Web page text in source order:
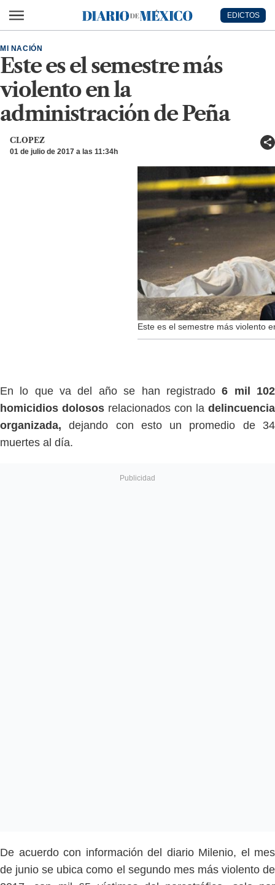
Diario de México
EDICTOS
Este es el semestre más
violento en la
administración de Peña
MI NACIÓN
CLOPEZ
01 de julio de 2017 a las 11:34h
Este es el semestre más violento
En lo que va del año se han registrado6 mil 102
homicidios dolosos relacionados con la delincuencia
organizada,dejando con esto un promedio de 34
muertes al día.
De acuerdo con información del diario Milenio, el mes
de junio se ubica como el segundo mes más violento de